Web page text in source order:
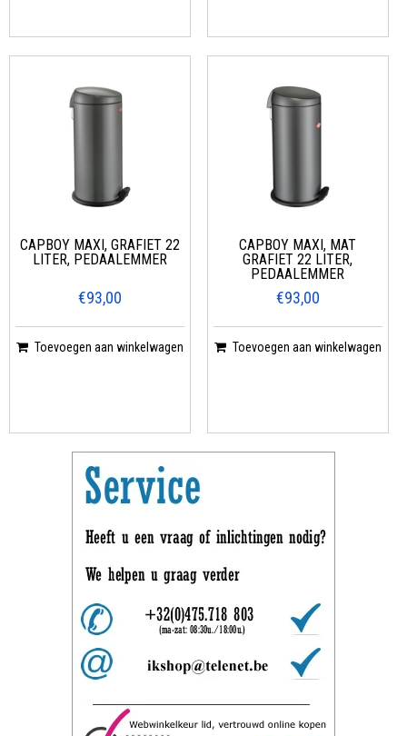
CAPBOY MAXI, GRAFIET 22
LITER, PEDAALEMMER
€93,00
Toevoegen aan winkelwagen
CAPBOY MAXI, MAT
GRAFIET 22 LITER,
PEDAALEMMER
€93,00
Toevoegen aan winkelwagen